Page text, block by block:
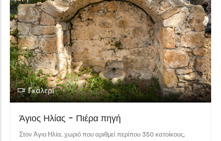
Γκαλερί
Άγιος Ηλίας - Πιέρα πηγή
Στον Άγιο Ηλία, χωριό που αριθμεί περίπου 350 κατοίκους,